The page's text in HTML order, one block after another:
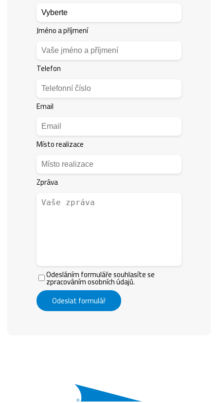
Jméno a příjmení
Telefon
Email
Místo realizace
Zpráva
Odesláním formuláře souhlasíte se
zpracováním osobních údajů.
Odeslat formulář